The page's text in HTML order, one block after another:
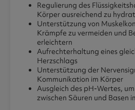
Regulierung des
Körper ausreichend zu
Unterstützung von
Krämpfe zu vermeiden und
erleichtern
Aufrechterhaltung eines
Herzschlags
Unterstützung der
Kommunikation im Körper
Ausgleich des pH-Wertes,
zwischen Säuren und Basen